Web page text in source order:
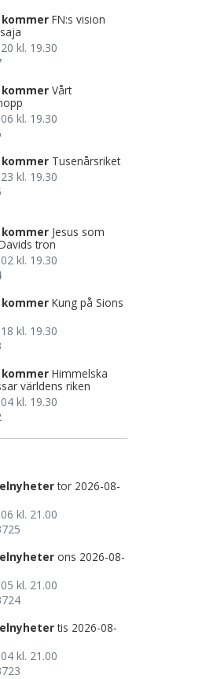
FN:s vision
kl. 19.30
Vårt
kl. 19.30
Tusenårsriket
kl. 19.30
Jesus som
tron
kl. 19.30
Kung på Sions
kl. 19.30
Himmelska
världens riken
kl. 19.30
tor 2026-08-
kl. 21.00
ons 2026-08-
kl. 21.00
tis 2026-08-
kl. 21.00